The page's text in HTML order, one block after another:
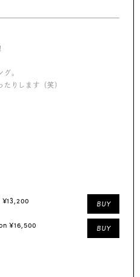
グ。
りします（笑）
BUY
¥16,500 BUY